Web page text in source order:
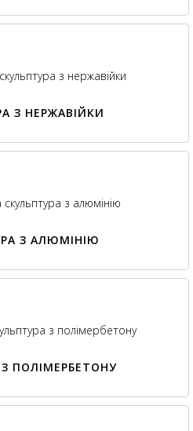
з нержавійки
З НЕРЖАВІЙКИ
з алюмінію
З АЛЮМІНІЮ
з полімербетону
ПОЛІМЕРБЕТОНУ